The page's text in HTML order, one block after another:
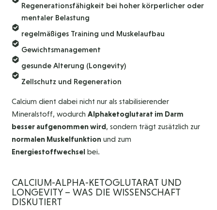
Regenerationsfähigkeit bei hoher körperlicher oder
mentaler Belastung
regelmäßiges Training und Muskelaufbau
Gewichtsmanagement
gesunde Alterung (Longevity)
Zellschutz und Regeneration
Calcium dient dabei nicht nur als stabilisierender
Mineralstoff, wodurch Alphaketoglutarat im Darm
besser aufgenommen wird, sondern trägt zusätzlich zur
normalen Muskelfunktion und zum
Energiestoffwechsel bei.
CALCIUM-ALPHA-KETOGLUTARAT UND
LONGEVITY – WAS DIE WISSENSCHAFT
DISKUTIERT